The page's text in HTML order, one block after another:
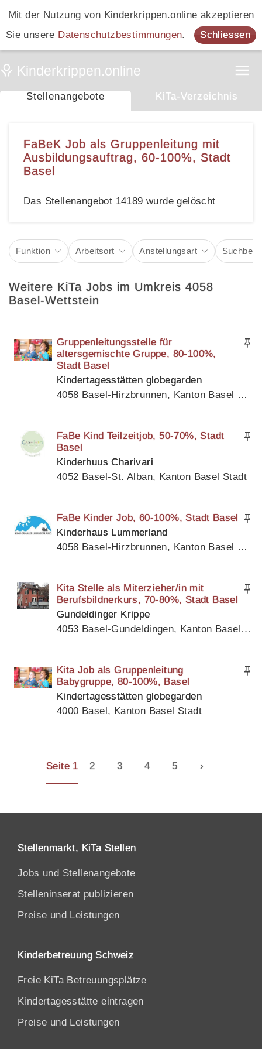
Mit der Nutzung von Kinderkrippen.online akzeptieren
Sie unsere Datenschutzbestimmungen. Schliessen
Stellenangebote KiTa-Verzeichnis
FaBeK Job als Gruppenleitung mit
Ausbildungsauftrag, 60-100%, Stadt
Basel
Das Stellenangebot 14189 wurde gelöscht
Funktion Arbeitsort Anstellungsart
Weitere KiTa Jobs im Umkreis 4058
Basel-Wettstein
Gruppenleitungsstelle für
altersgemischte Gruppe, 80-100%,
Stadt Basel
Kindertagesstätten globegarden
4058 Basel-Hirzbrunnen, Kanton Basel Stadt
FaBe Kind Teilzeitjob, 50-70%, Stadt
Basel
Kinderhuus Charivari
4052 Basel-St. Alban, Kanton Basel Stadt
FaBe Kinder Job, 60-100%, Stadt Basel
Kinderhaus Lummerland
4058 Basel-Hirzbrunnen, Kanton Basel Stadt
Kita Stelle als Miterzieher/in mit
Berufsbildnerkurs, 70-80%, Stadt Basel
Gundeldinger Krippe
4053 Basel-Gundeldingen, Kanton Basel Stadt
Kita Job als Gruppenleitung
Babygruppe, 80-100%, Basel
Kindertagesstätten globegarden
4000 Basel, Kanton Basel Stadt
Seite 1 2 3 4 5 ›
Stellenmarkt, KiTa Stellen
Jobs und Stellenangebote
Stelleninserat publizieren
Preise und Leistungen
Kinderbetreuung Schweiz
Freie KiTa Betreuungsplätze
Kindertagesstätte eintragen
Preise und Leistungen